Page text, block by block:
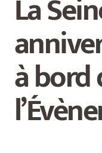
La
à bord